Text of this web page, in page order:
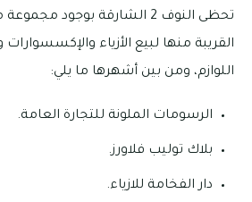
تحظى النوف 2 الشارقة بوجود
القريبة منها لبيع الأزياء
اللوازم، ومن بين أشهرها ما يلي:
الرسومات الملونة للتجارة العامة.
بلاك توليب فلاورز.
دار الفخامة للازياء.